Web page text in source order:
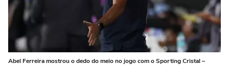
Abel Ferreira mostrou o dedo do meio no jogo com o Sporting Cristal –